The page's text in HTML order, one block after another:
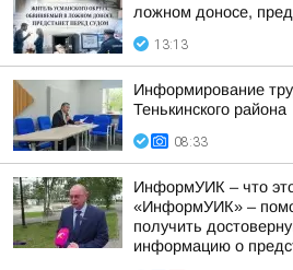
ложном доносе,
13:13
Информирование
Тенькинского района
08:33
ИнформУИК – что
«ИнформУИК» –
получить
информацию о